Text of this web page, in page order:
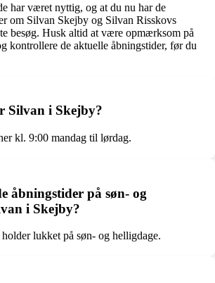
har været nyttig, og at du nu har de
om Silvan Skejby og Silvan Risskovs
besøg. Husk altid at være opmærksom på
kontrollere de aktuelle åbningstider, før du
Silvan i Skejby?
kl. 9:00 mandag til lørdag.
åbningstider på søn- og
i Skejby?
lukket på søn- og helligdage.